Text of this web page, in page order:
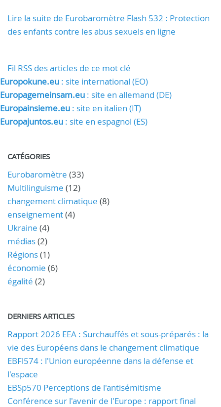
Lire la suite de Eurobaromètre Flash 532 : Protection
des enfants contre les abus sexuels en ligne
Fil RSS des articles de ce mot clé
Europokune.eu : site international (EO)
Europagemeinsam.eu : site en allemand (DE)
Europainsieme.eu : site en italien (IT)
Europajuntos.eu : site en espagnol (ES)
CATÉGORIES
Eurobaromètre (33)
Multilinguisme (12)
changement climatique (8)
enseignement(4)
Ukraine (4)
médias(2)
Régions(1)
économie (6)
égalité (2)
DERNIERS ARTICLES
Rapport 2026 EEA : Surchauffés et sous-préparés : la
vie des Européens dans le changement climatique
EBFl574 : l'Union européenne dans la défense et
l'espace
EBSp570 Perceptions de l'antisémitisme
Conférence sur l'avenir de l'Europe : rapport final